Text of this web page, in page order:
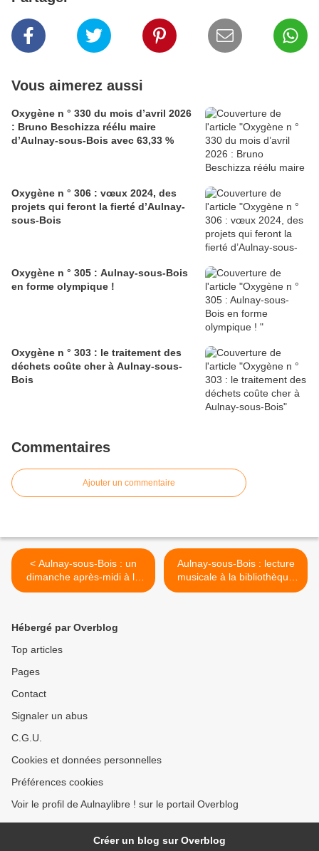
Vous aimerez aussi
Oxygène n ° 330 du mois d’avril 2026
: Bruno Beschizza réélu maire
d’Aulnay-sous-Bois avec 63,33 %
Oxygène n ° 306 : vœux 2024, des
projets qui feront la fierté d’Aulnay-
sous-Bois
Oxygène n ° 305 : Aulnay-sous-Bois
en forme olympique !
Oxygène n ° 303 : le traitement des
déchets coûte cher à Aulnay-sous-
Bois
Commentaires
Ajouter un commentaire
< Aulnay-sous-Bois : un
dimanche après-midi à la
Maison de l'Environnement
Aulnay-sous-Bois : lecture
musicale à la bibliothèque
Dumont le 26 janvier >
Hébergé par Overblog
Top articles
Pages
Contact
Signaler un abus
C.G.U.
Cookies et données personnelles
Préférences cookies
Voir le profil de Aulnaylibre ! sur le portail Overblog
Créer un blog sur Overblog